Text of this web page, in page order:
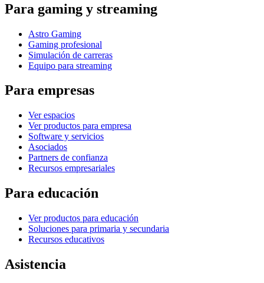
Para gaming y streaming
Astro Gaming
Gaming profesional
Simulación de carreras
Equipo para streaming
Para empresas
Ver espacios
Ver productos para empresa
Software y servicios
Asociados
Partners de confianza
Recursos empresariales
Para educación
Ver productos para educación
Soluciones para primaria y secundaria
Recursos educativos
Asistencia